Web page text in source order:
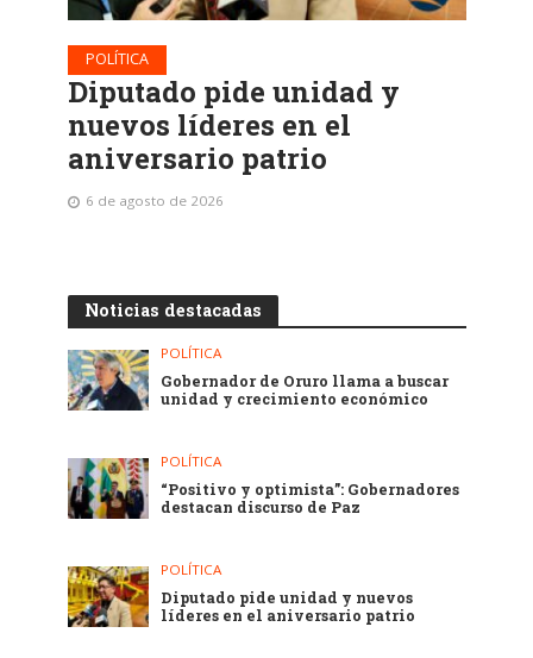
POLÍTICA
Diputado pide unidad y
nuevos líderes en el
aniversario patrio
6 de agosto de 2026
Noticias destacadas
POLÍTICA
Gobernador de Oruro llama a buscar
unidad y crecimiento económico
POLÍTICA
“Positivo y optimista”: Gobernadores
destacan discurso de Paz
POLÍTICA
Diputado pide unidad y nuevos
líderes en el aniversario patrio